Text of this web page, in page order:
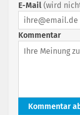
E-Mail (wird
Kommentar
Kommentar